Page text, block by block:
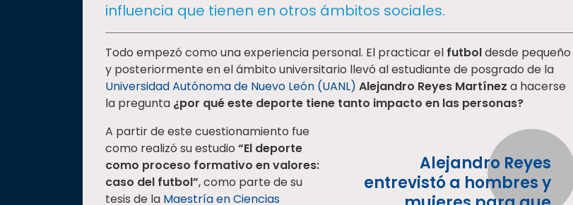
influencia que tienen en otros ámbitos sociales.
Todo empezó como una experiencia personal. El practicar el futboldesde pequeño
y posteriormente en el ámbito universitario llevó al estudiante de posgrado de la
Universidad Autónoma de Nuevo León (UANL) Alejandro Reyes Martínez a hacerse
la pregunta ¿por qué este deporte tiene tanto impacto en las personas?
Alejandro Reyes
entrevistó a hombres y
A partir de este cuestionamiento fue
como realizó su estudio “El deporte
como proceso formativo en valores:
caso del futbol”, como parte de su
tesis de la Maestría en Ciencias